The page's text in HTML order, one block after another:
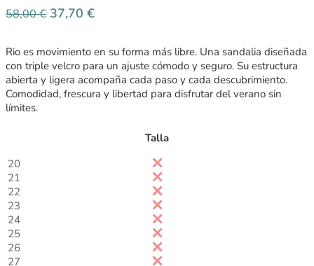
58,00€ 37,70 €
Rio es movimiento en su forma más libre. Una sandalia diseñada
con triple velcro para un ajuste cómodo y seguro. Su estructura
abierta y ligera acompaña cada paso y cada descubrimiento.
Comodidad, frescura y libertad para disfrutar del verano sin
límites.
Talla
20
21
22
23
24
25
26
27